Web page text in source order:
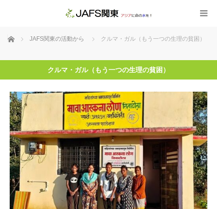
ホーム JAFS関東の活動から クルマ・ガル（もう一つの生理の貧困）
クルマ・ガル（もう一つの生理の貧困）